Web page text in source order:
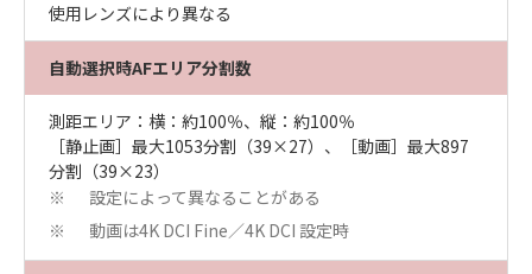
使用レンズにより異なる
自動選択時AFエリア分割数
測距エリア：横：約100％、縦：約100％
［静止画］最大1053分割（39×27）、［動画］最大897
分割（39×23）
※ 設定によって異なることがある
※ 動画は4K DCI Fine／4K DCI 設定時